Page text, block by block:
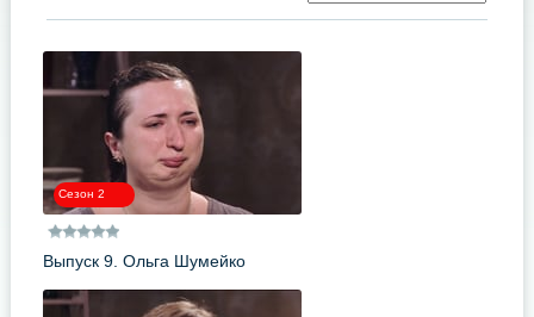
.
Сезон 2
Выпуск 9. Ольга Шумейко